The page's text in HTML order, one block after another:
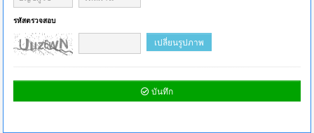
รหัสตรวจสอบ
เปลี่ยนรูปภาพ
บันทึก